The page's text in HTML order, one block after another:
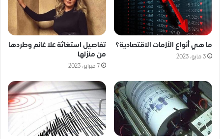
ما هي أنواع الأزمات الاقتصادية؟
3 مايو، 2023
تفاصيل استغاثة علا غانم وطردها
من منزلها
7 فبراير، 2023